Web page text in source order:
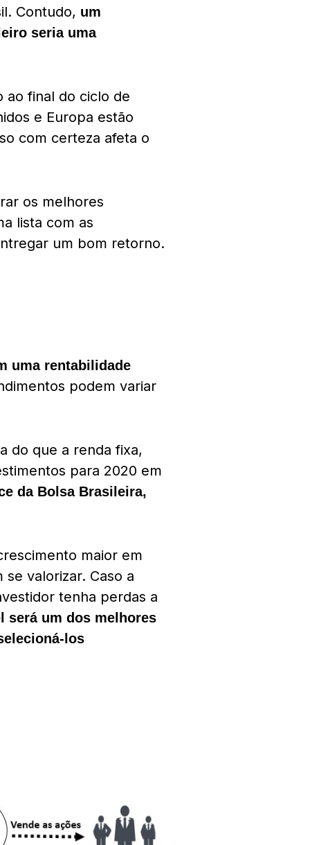
Contudo, um
seria uma
ao final do ciclo de
e Europa estão
com certeza afeta o
os melhores
lista com as
um bom retorno.
uma rentabilidade
podem variar
do que a renda fixa,
para 2020 em
da Bolsa Brasileira,
maior em
se valorizar. Caso a
tenha perdas a
será um dos melhores
los